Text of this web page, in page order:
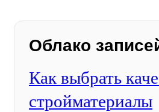
Облако
Как выбрать
стройматериалы